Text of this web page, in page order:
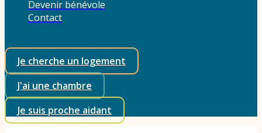
Devenir bénévole
Contact
Je cherche un logement
J'ai une chambre
Je suis proche aidant